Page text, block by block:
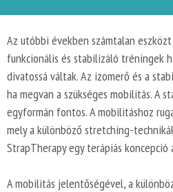
Az utóbbi években számtalan
funkcionális és stabilizáló tréningek
divatossá váltak. Az izomerő és a
ha megvan a szükséges mobilitás. A
egyformán fontos. A mobilitáshoz
mely a különböző stretching-
StrapTherapy egy terápiás koncepció
A mobilitás jelentőségével, a